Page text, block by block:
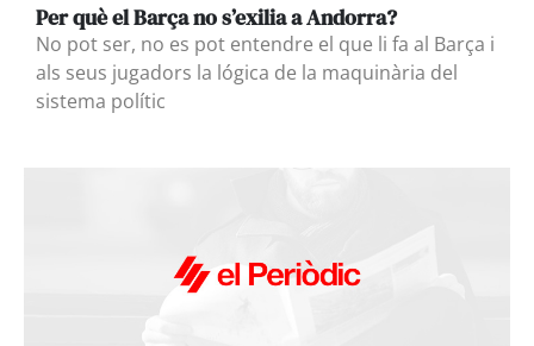
Per què el Barça no s’exilia a Andorra?
No pot ser, no es pot entendre el que li fa al Barça i
als seus jugadors la lógica de la maquinària del
sistema polític